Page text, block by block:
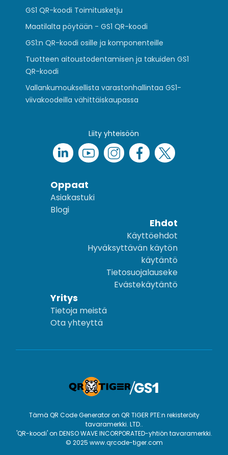
GS1 QR-koodi Toimitusketju
Maatilalta pöytään - GS1 QR-koodi
GS1:n QR-koodi osille ja komponenteille
Tuotteen aitoustodentamisen ja takuiden GS1
QR-koodi
Vallankumouksellista varastonhallintaa GS1-
viivakoodeilla vähittäiskaupassa
Liity yhteisöön
Oppaat
Asiakastuki
Blogi
Ehdot
Käyttöehdot
Hyväksyttävän käytön
käytäntö
Tietosuojalauseke
Evästekäytäntö
Yritys
Tietoja meistä
Ota yhteyttä
Tämä QR Code Generator on QR TIGER PTE:n rekisteröity
tavaramerkki. LTD..
'QR-koodi' on DENSO WAVE INCORPORATED-yhtiön tavaramerkki.
© 2025 www.qrcode-tiger.com